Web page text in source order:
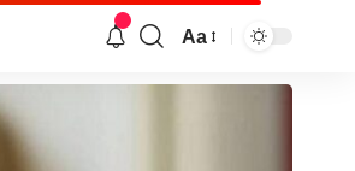
Аа